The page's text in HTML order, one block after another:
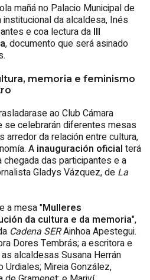
mañá no Palacio Municipal de
da alcaldesa, Inés
e coa lectura da III
, documento que será asinado
memoria e feminismo
ao Club Cámara
se celebrarán diferentes mesas
da relación entre cultura,
A inauguración oficial terá
chegada das participantes e a
Gladys Vázquez, de La
a mesa "Mulleres
da cultura e da memoria",
Cadena SERAinhoa Apestegui.
Dores Tembrás; a escritora e
alcaldesas Susana Herrán
Urdiales; Mireia González,